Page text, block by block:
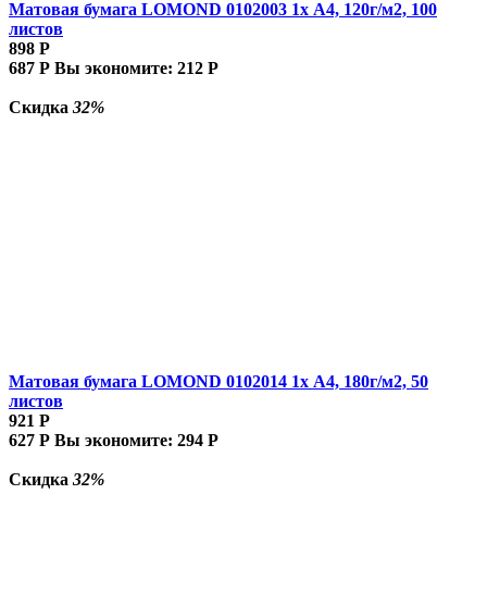
Матовая бумага LOMOND 0102003 1х A4, 120г/м2, 100
листов
898 Р
687 Р Вы экономите: 212 Р
Скидка 32%
Матовая бумага LOMOND 0102014 1х A4, 180г/м2, 50
листов
921 Р
627 Р Вы экономите: 294 Р
Скидка 32%